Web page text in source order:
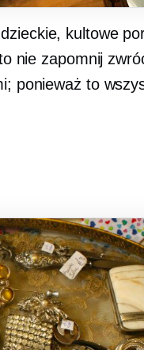
kultowe
nie zapomnij
ponieważ to